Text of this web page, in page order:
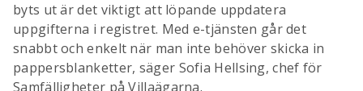
byts ut är det viktigt att löpande uppdatera
uppgifterna i registret. Med e-tjänsten går det
snabbt och enkelt när man inte behöver skicka in
pappersblanketter, säger Sofia Hellsing, chef för
Samfälligheter på Villaägarna.